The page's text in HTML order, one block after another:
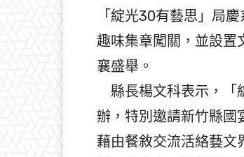
「綻光30有藝思」局
趣味集章闖關，並設置
襄盛舉。
縣長楊文科表示，「
辦，特別邀請新竹縣國
藉由餐敘交流活絡藝文